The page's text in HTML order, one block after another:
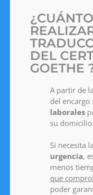
DEL
GOETHE
A partir de
del encargo
laborales
su domicilio.
Si necesita
urgencia,
menos
que
poder